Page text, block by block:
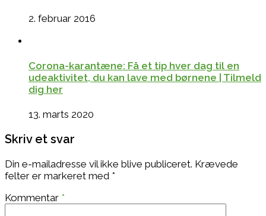
2. februar 2016
Corona-karantæne: Få et tip hver dag til en
udeaktivitet, du kan lave med børnene | Tilmeld
dig her
13. marts 2020
Skriv et svar
Din e-mailadresse vil ikke blive publiceret. Krævede
felter er markeret med *
Kommentar *